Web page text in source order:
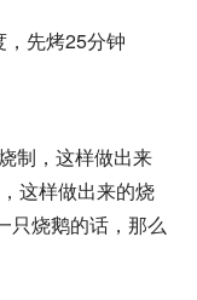
先烤25分钟
制，这样做出来
这样做出来的烧
只烧鹅的话，那么